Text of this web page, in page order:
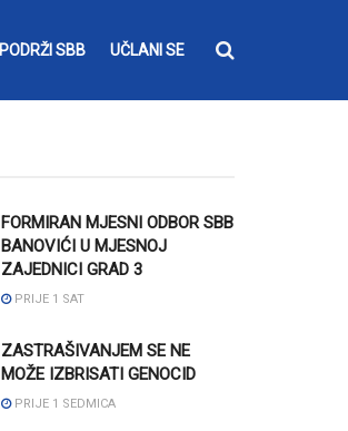
PODRŽI SBB UČLANI SE
FORMIRAN MJESNI ODBOR SBB
BANOVIĆI U MJESNOJ
ZAJEDNICI GRAD 3
PRIJE 1 SAT
ZASTRAŠIVANJEM SE NE
MOŽE IZBRISATI GENOCID
PRIJE 1 SEDMICA